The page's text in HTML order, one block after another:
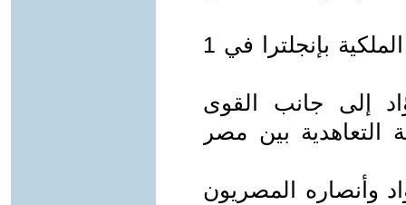
ـ انتُخب زميلًا شرفيًا لكلية الجراحين الملكية بإنجلترا في 1
إلى جانب القوى
التعاهدية بين مصر
وأنصاره المصريون